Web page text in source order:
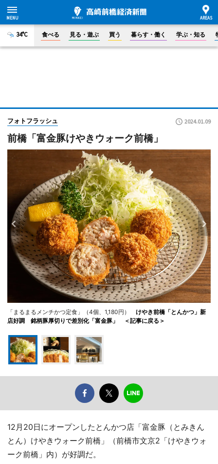
34°C 食べる 見る・遊ぶ 買う 暮らす・働く 学ぶ・知る
フォトフラッシュ 2024.01.09
前橋「富金豚けやきウォーク前橋」
「まるまるメンチかつ定食」（4個、1,180円） けやき前橋「とんかつ」新
店好調 銘柄豚厚切りで差別化「富金豚」 ＜記事に戻る＞
12月20日にオープンしたとんかつ店「富金豚（とみきん
とん）けやきウォーク前橋」（前橋市文京2「けやきウォ
ーク前橋」内）が好調だ。